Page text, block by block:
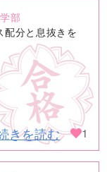
部
配分と息抜きを
きを読む 1